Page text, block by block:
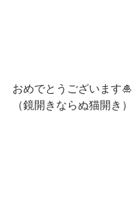
おめでとうございます🎍
（鏡開きならぬ猫開き）